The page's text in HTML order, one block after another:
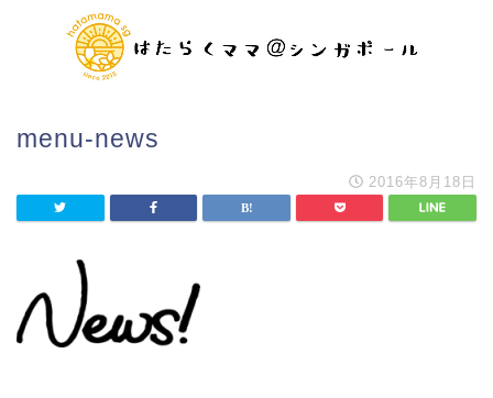
menu-news
2016年8月18日